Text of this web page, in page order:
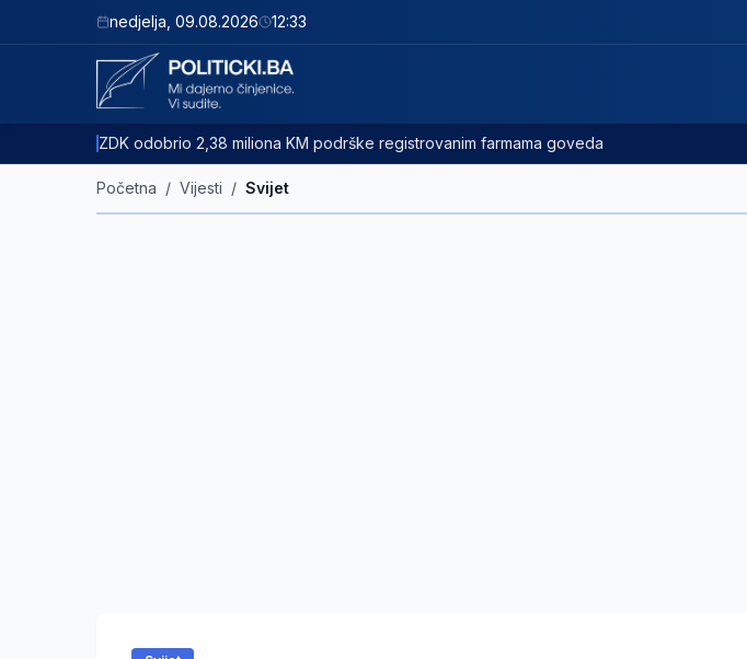
nedjelja 09.08.2026 12:33
ZDK odobrio 2,38 miliona KM podrške registrovanim farmama goveda
Početna / Vijesti / Svijet